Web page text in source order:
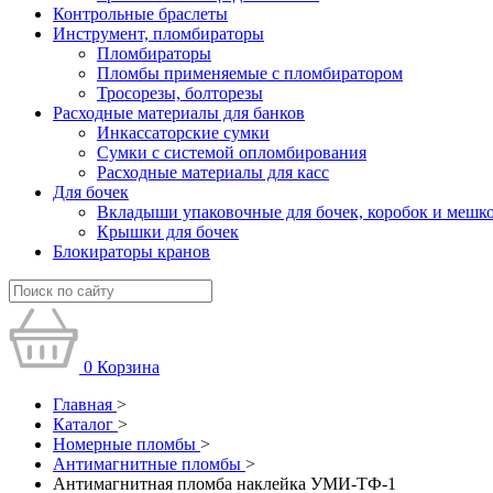
Контрольные браслеты
Инструмент, пломбираторы
Пломбираторы
Пломбы применяемые с пломбиратором
Тросорезы, болторезы
Расходные материалы для банков
Инкассаторские сумки
Сумки с системой опломбирования
Расходные материалы для касс
Для бочек
Вкладыши упаковочные для бочек, коробок и
Крышки для бочек
Блокираторы кранов
0 Корзина
Главная >
Каталог >
Номерные пломбы >
Антимагнитные пломбы >
Антимагнитная пломба наклейка УМИ-ТФ-1